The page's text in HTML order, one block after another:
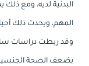
البدنية لديه، ومع
المهم، ويحدث ذلك
وقد ربطت دراسات
بضعف الصحة